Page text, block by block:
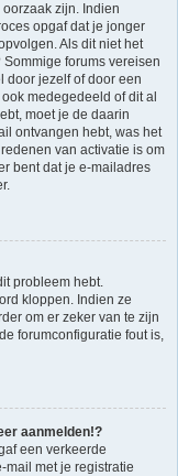
zijn. Indien
opgaf dat je jonger
Als dit niet het
forums vereisen
door jezelf of door een
medegedeeld of dit al
moet je de daarin
ontvangen hebt, was het
van activatie is om
bent dat je e-mailadres
probleem hebt.
kloppen. Indien ze
om er zeker van te zijn
forumconfiguratie fout is,
aanmelden!?
een verkeerde
mail met je registratie